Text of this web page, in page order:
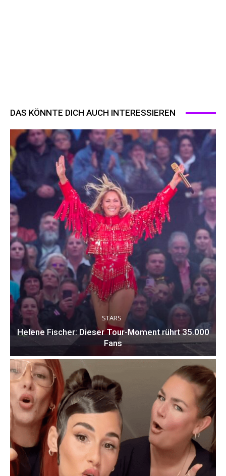
DAS KÖNNTE DICH AUCH INTERESSIEREN
STARS
Helene Fischer: Dieser Tour-Moment rührt 35.000
Fans